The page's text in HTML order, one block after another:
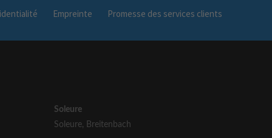
Empreinte Promesse des services clients
Soleure
Soleure, Breitenbach